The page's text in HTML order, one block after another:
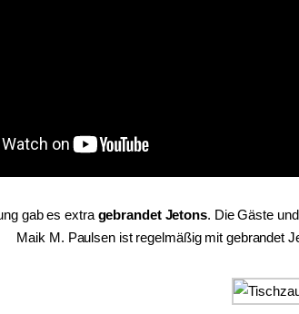
gab es extra gebrandet Jetons. Die Gäste
Maik M. Paulsen ist regelmäßig mit gebrandet